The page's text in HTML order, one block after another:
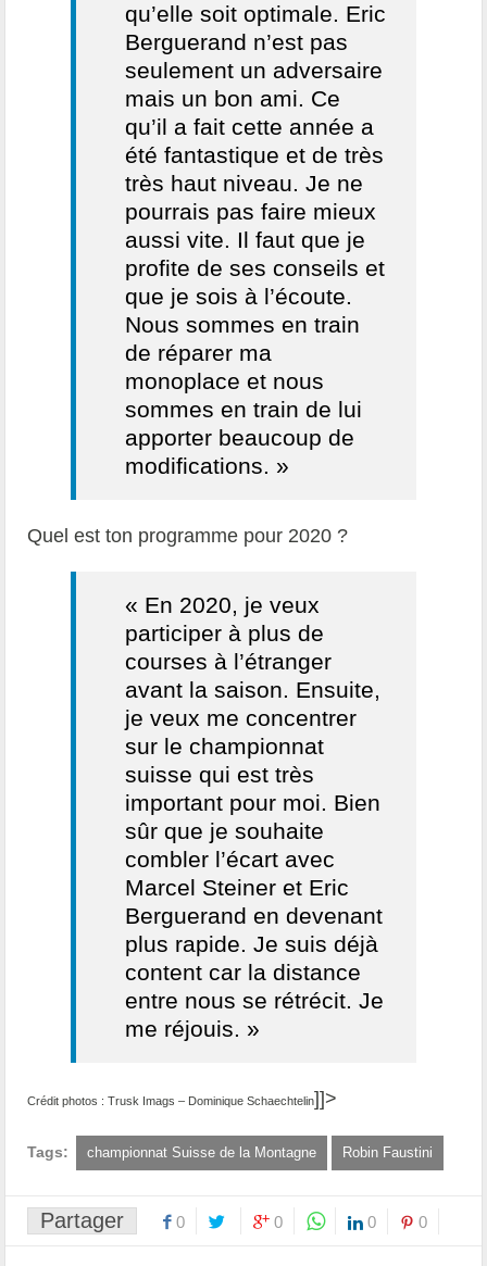
qu’elle soit optimale. Eric
Berguerand n’est pas
seulement un adversaire
mais un bon ami. Ce
qu’il a fait cette année a
été fantastique et de très
très haut niveau. Je ne
pourrais pas faire mieux
aussi vite. Il faut que je
profite de ses conseils et
que je sois à l’écoute.
Nous sommes en train
de réparer ma
monoplace et nous
sommes en train de lui
apporter beaucoup de
modifications. »
Quel est ton programme pour 2020 ?
« En 2020, je veux
participer à plus de
courses à l’étranger
avant la saison. Ensuite,
je veux me concentrer
sur le championnat
suisse qui est très
important pour moi. Bien
sûr que je souhaite
combler l’écart avec
Marcel Steiner et Eric
Berguerand en devenant
plus rapide. Je suis déjà
content car la distance
entre nous se rétrécit. Je
me réjouis. »
Crédit photos : Trusk Imags – Dominique Schaechtelin]]>
Tags: championnat Suisse de la Montagne Robin Faustini
Partager 0 0 0 0